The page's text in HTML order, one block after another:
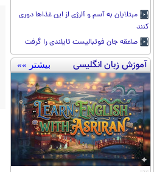
مبتلایان به آسم و آلرژی از این غذا‌ها دوری
کنند
صاعقه جان فوتبالیست تایلندی را گرفت
آموزش زبان انگلیسی بیشتر »»